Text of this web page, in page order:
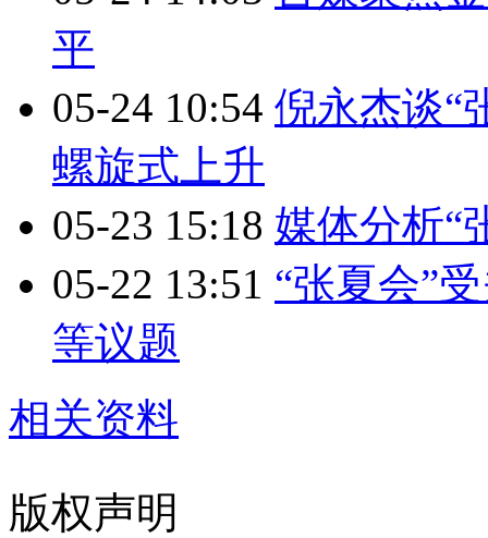
平
05-24 10:54 倪永杰谈“
螺旋式上升
05-23 15:18 媒体分析“
05-22 13:51 “张夏会”
等议题
相关资料
版权声明